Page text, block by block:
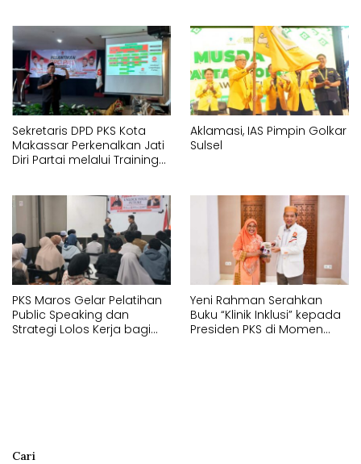
Sekretaris DPD PKS Kota
Makassar Perkenalkan Jati
Diri Partai melalui Training
Aklamasi, IAS Pimpin Golkar
Sulsel
PKS Maros Gelar Pelatihan
Public Speaking dan
Strategi Lolos Kerja bagi
Yeni Rahman Serahkan
Buku “Klinik Inklusi” kepada
Presiden PKS di Momen
Cari